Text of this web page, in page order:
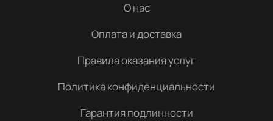
О нас
Оплата и доставка
Правила оказания услуг
Политика конфиденциальности
Гарантия подлинности